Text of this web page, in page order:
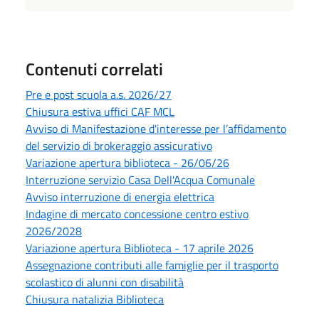
Contenuti correlati
Pre e post scuola a.s. 2026/27
Chiusura estiva uffici CAF MCL
Avviso di Manifestazione d'interesse per l’affidamento
del servizio di brokeraggio assicurativo
Variazione apertura biblioteca - 26/06/26
Interruzione servizio Casa Dell'Acqua Comunale
Avviso interruzione di energia elettrica
Indagine di mercato concessione centro estivo
2026/2028
Variazione apertura Biblioteca - 17 aprile 2026
Assegnazione contributi alle famiglie per il trasporto
scolastico di alunni con disabilità
Chiusura natalizia Biblioteca